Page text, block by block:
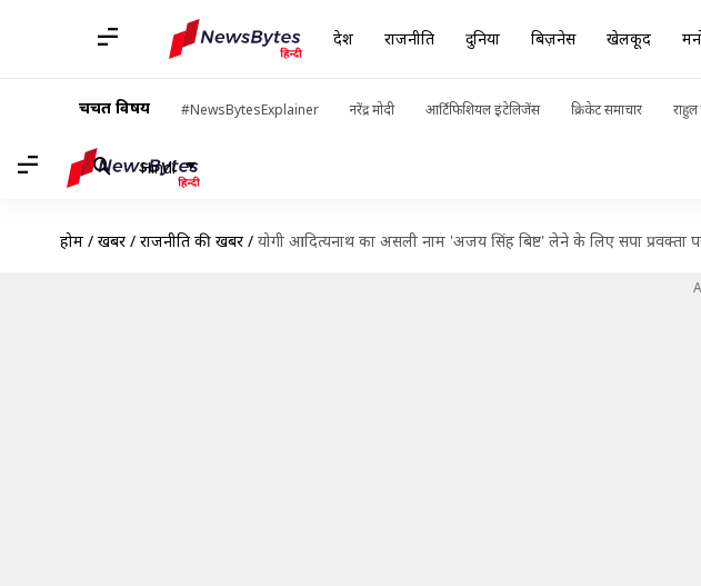
देश राजनीति दुनिया बिज़नेस खेलकूद
चर्चित विषय #NewsBytesExplainer नरेंद्र मोदी आर्टिफिशियल इंटेलिजेंस क्रिकेट समाचार राहुल
Hindi
होम / खबरें / राजनीति की खबरें / योगी आदित्यनाथ का असली नाम 'अजय सिंह बिष्ट' लेने के लिए सपा प्रवक्ता